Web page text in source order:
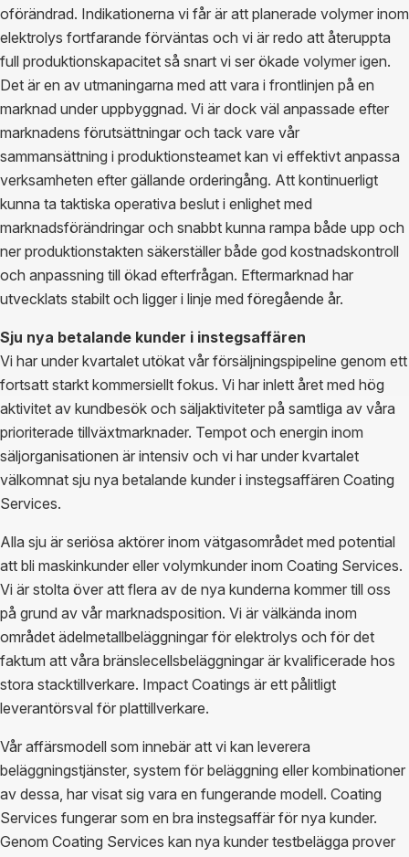
oförändrad. Indikationerna vi får är att planerade volymer inom
elektrolys fortfarande förväntas och vi är redo att återuppta
full produktionskapacitet så snart vi ser ökade volymer igen.
Det är en av utmaningarna med att vara i frontlinjen på en
marknad under uppbyggnad. Vi är dock väl anpassade efter
marknadens förutsättningar och tack vare vår
sammansättning i produktionsteamet kan vi effektivt anpassa
verksamheten efter gällande orderingång. Att kontinuerligt
kunna ta taktiska operativa beslut i enlighet med
marknadsförändringar och snabbt kunna rampa både upp och
ner produktionstakten säkerställer både god kostnadskontroll
och anpassning till ökad efterfrågan. Eftermarknad har
utvecklats stabilt och ligger i linje med föregående år.
Sju nya betalande kunder i instegsaffären
Vi har under kvartalet utökat vår försäljningspipeline genom ett
fortsatt starkt kommersiellt fokus. Vi har inlett året med hög
aktivitet av kundbesök och säljaktiviteter på samtliga av våra
prioriterade tillväxtmarknader. Tempot och energin inom
säljorganisationen är intensiv och vi har under kvartalet
välkomnat sju nya betalande kunder i instegsaffären Coating
Services.
Alla sju är seriösa aktörer inom vätgasområdet med potential
att bli maskinkunder eller volymkunder inom Coating Services.
Vi är stolta över att flera av de nya kunderna kommer till oss
på grund av vår marknadsposition. Vi är välkända inom
området ädelmetallbeläggningar för elektrolys och för det
faktum att våra bränslecellsbeläggningar är kvalificerade hos
stora stacktillverkare. Impact Coatings är ett pålitligt
leverantörsval för plattillverkare.
Vår affärsmodell som innebär att vi kan leverera
beläggningstjänster, system för beläggning eller kombinationer
av dessa, har visat sig vara en fungerande modell. Coating
Services fungerar som en bra instegsaffär för nya kunder.
Genom Coating Services kan nya kunder testbelägga prover